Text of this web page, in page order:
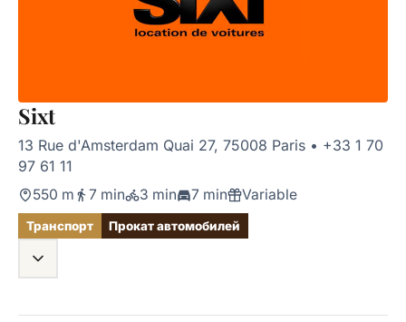
Sixt
13 Rue d'Amsterdam Quai 27, 75008 Paris • +33 1 70
97 61 11
550 m 7 min 3 min 7 min Variable
Транспорт Прокат автомобилей